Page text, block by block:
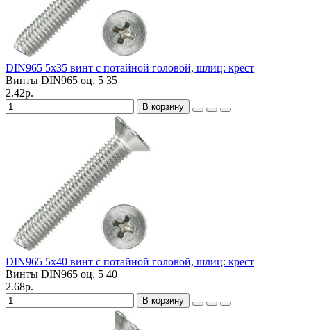
DIN965 5х35 винт с потайной головой, шлиц: крест
Винты DIN965 оц. 5 35
2.42р.
В корзину
DIN965 5х40 винт с потайной головой, шлиц: крест
Винты DIN965 оц. 5 40
2.68р.
В корзину